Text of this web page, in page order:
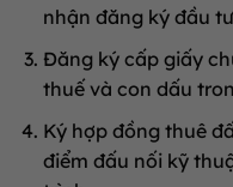
nhận đăng ký đầu
Đăng ký cấp giấy
thuế và con dấu
Ký hợp đồng thuê
điểm đấu nối kỹ